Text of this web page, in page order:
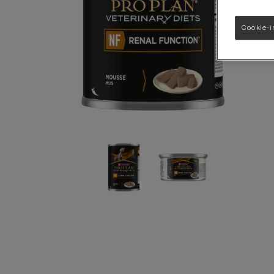
Se vårt sortiment av hundprodukter
Cookie-